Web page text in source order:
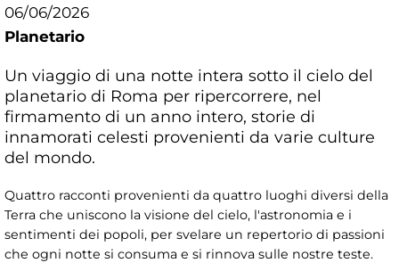
06/06/2026
Planetario
Un viaggio di una notte intera sotto il cielo del
planetario di Roma per ripercorrere, nel
firmamento di un anno intero, storie di
innamorati celesti provenienti da varie culture
del mondo.
Quattro racconti provenienti da quattro luoghi diversi della
Terra che uniscono la visione del cielo, l'astronomia e i
sentimenti dei popoli, per svelare un repertorio di passioni
che ogni notte si consuma e si rinnova sulle nostre teste.